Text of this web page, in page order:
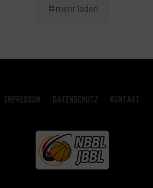
mehr laden
Impressum Datenschutz Kontakt